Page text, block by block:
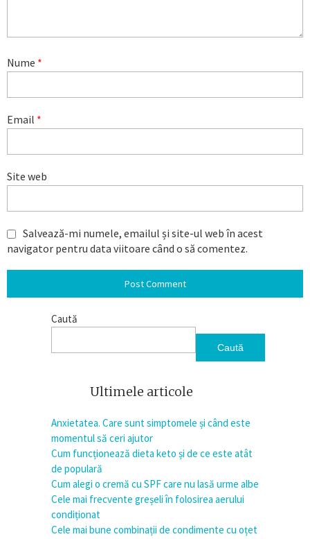
Nume *
Email *
Site web
Salvează-mi numele, emailul și site-ul web în acest
navigator pentru data viitoare când o să comentez.
Caută
Caută
Ultimele articole
Anxietatea. Care sunt simptomele și când este
momentul să ceri ajutor
Cum funcționează dieta keto și de ce este atât
de populară
Cum alegi o cremă cu SPF care nu lasă urme albe
Cele mai frecvente greșeli în folosirea aerului
condiționat
Cele mai bune combinații de condimente cu oțet